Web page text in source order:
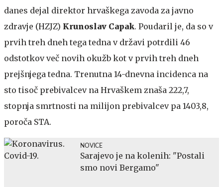
danes dejal direktor hrvaškega zavoda za javno
zdravje (HZJZ) Krunoslav Capak. Poudaril je, da so v
prvih treh dneh tega tedna v državi potrdili 46
odstotkov več novih okužb kot v prvih treh dneh
prejšnjega tedna. Trenutna 14-dnevna incidenca na
sto tisoč prebivalcev na Hrvaškem znaša 222,7,
stopnja smrtnosti na milijon prebivalcev pa 1403,8,
poroča STA.
NOVICE
Sarajevo je na kolenih: "Postali
smo novi Bergamo"